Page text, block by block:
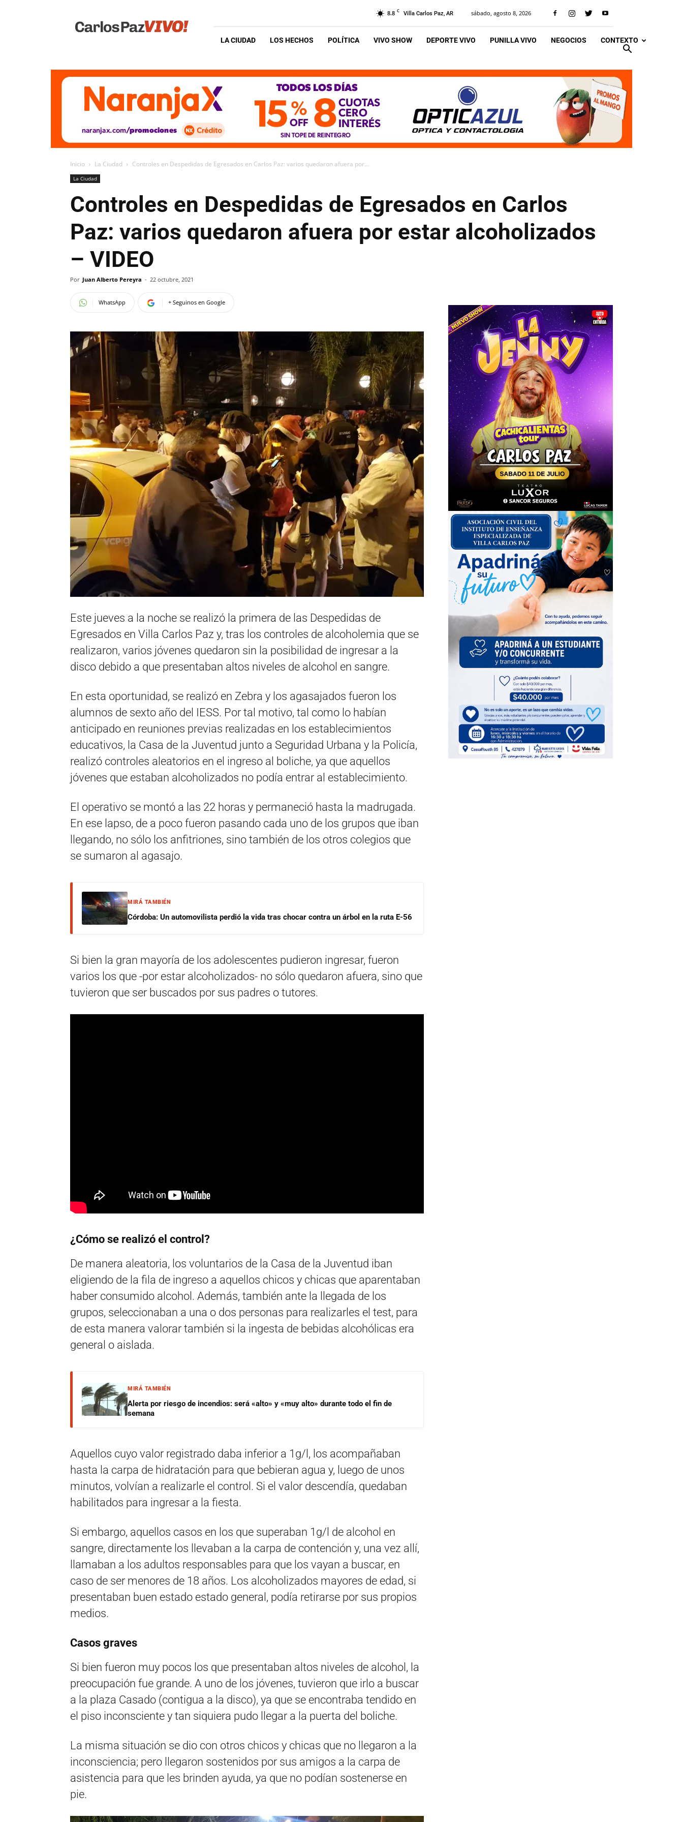
Vivo
8.8 C Villa Carlos Paz, AR sábado, agosto 8, 2026
LA CIUDAD LOS HECHOS POLÍTICA VIVO SHOW DEPORTE VIVO PUNILLA VIVO NEGOCIOS CONTEXTO
Inicio La Ciudad Controles en Despedidas de Egresados en Carlos Paz: varios quedaron afuera por...
La Ciudad
Controles en Despedidas de Egresados en Carlos
Paz: varios quedaron afuera por estar alcoholizados
– VIDEO
Por Juan Alberto Pereyra - 22 octubre, 2021
WhatsApp + Seguinos en Google
Este jueves a la noche se realizó la primera de las Despedidas de
Egresados en Villa Carlos Paz y, tras los controles de alcoholemia que se
realizaron, varios jóvenes quedaron sin la posibilidad de ingresar a la
disco debido a que presentaban altos niveles de alcohol en sangre.
En esta oportunidad, se realizó en Zebra y los agasajados fueron los
alumnos de sexto año del IESS. Por tal motivo, tal como lo habían
anticipado en reuniones previas realizadas en los establecimientos
educativos, la Casa de la Juventud junto a Seguridad Urbana y la Policía,
realizó controles aleatorios en el ingreso al boliche, ya que aquellos
jóvenes que estaban alcoholizados no podía entrar al establecimiento.
El operativo se montó a las 22 horas y permaneció hasta la madrugada.
En ese lapso, de a poco fueron pasando cada uno de los grupos que iban
llegando, no sólo los anfitriones, sino también de los otros colegios que
se sumaron al agasajo.
MIRÁ TAMBIÉN
Córdoba: Un automovilista perdió la vida tras chocar contra un árbol en la ruta E-56
Si bien la gran mayoría de los adolescentes pudieron ingresar, fueron
varios los que -por estar alcoholizados- no sólo quedaron afuera, sino que
tuvieron que ser buscados por sus padres o tutores.
¿Cómo se realizó el control?
De manera aleatoria, los voluntarios de la Casa de la Juventud iban
eligiendo de la fila de ingreso a aquellos chicos y chicas que aparentaban
haber consumido alcohol. Además, también ante la llegada de los
grupos, seleccionaban a una o dos personas para realizarles el test, para
de esta manera valorar también si la ingesta de bebidas alcohólicas era
general o aislada.
MIRÁ TAMBIÉN
Alerta por riesgo de incendios: será «alto» y «muy alto» durante todo el fin de
semana
Aquellos cuyo valor registrado daba inferior a 1g/l, los acompañaban
hasta la carpa de hidratación para que bebieran agua y, luego de unos
minutos, volvían a realizarle el control. Si el valor descendía, quedaban
habilitados para ingresar a la fiesta.
Si embargo, aquellos casos en los que superaban 1g/l de alcohol en
sangre, directamente los llevaban a la carpa de contención y, una vez allí,
llamaban a los adultos responsables para que los vayan a buscar, en
caso de ser menores de 18 años. Los alcoholizados mayores de edad, si
presentaban buen estado estado general, podía retirarse por sus propios
medios.
Casos graves
Si bien fueron muy pocos los que presentaban altos niveles de alcohol, la
preocupación fue grande. A uno de los jóvenes, tuvieron que irlo a buscar
a la plaza Casado (contigua a la disco), ya que se encontraba tendido en
el piso inconsciente y tan siquiera pudo llegar a la puerta del boliche.
La misma situación se dio con otros chicos y chicas que no llegaron a la
inconsciencia; pero llegaron sostenidos por sus amigos a la carpa de
asistencia para que les brinden ayuda, ya que no podían sostenerse en
pie.